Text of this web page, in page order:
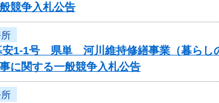
競争入札公告
安1-1号 県単 河川維持修繕事業（暮らし
に関する一般競争入札公告